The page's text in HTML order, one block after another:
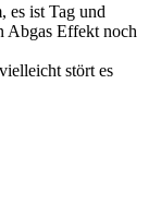
es ist Tag und
Abgas Effekt noch
stört es